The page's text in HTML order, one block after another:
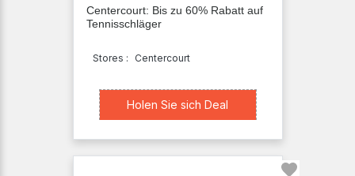
Centercourt: Bis zu 60% Rabatt auf
Tennisschläger
Stores : Centercourt
Holen Sie sich Deal
Holen Sie sich Deal